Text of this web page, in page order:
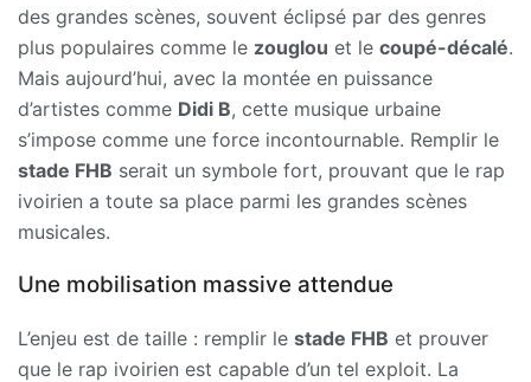
des grandes scènes, souvent éclipsé par des genres
plus populaires comme le zouglou et le coupé-décalé.
Mais aujourd’hui, avec la montée en puissance
d’artistes comme Didi B, cette musique urbaine
s’impose comme une force incontournable. Remplir le
stade FHB serait un symbole fort, prouvant que le rap
ivoirien a toute sa place parmi les grandes scènes
musicales.
Une mobilisation massive attendue
L’enjeu est de taille : remplir le stade FHB et prouver
que le rap ivoirien est capable d’un tel exploit. La